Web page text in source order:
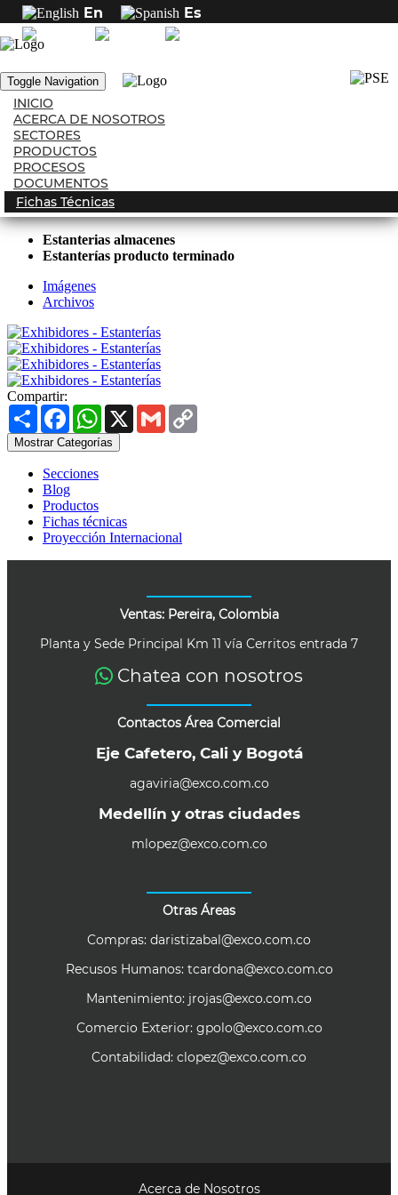
En Es
Toggle Navigation
INICIO
ACERCA DE NOSOTROS
SECTORES
PRODUCTOS
PROCESOS
DOCUMENTOS
Fichas Técnicas
Inicio Sectores Exhibidores - Estanterías
3564vistas
Click para ampliar
Fabricamos y entregamos componentes metálicos para estanterías,
conforme a los diseños y estándares solicitados por nuestros clientes.
Estanterias almacenes
Estanterías producto terminado
Imágenes
Archivos
Compartir:
Share FacebookWhatsApp
X Gmail
Mostrar Categorías
Secciones
Blog
Productos
Fichas técnicas
Proyección Internacional
Ventas: Pereira, Colombia
Planta y Sede Principal Km 11 vía Cerritos entrada 7
Chatea con nosotros
Contactos Área Comercial
Eje Cafetero, Cali y Bogotá
agaviria@exco.com.co
Medellín y otras ciudades
mlopez@exco.com.co
Otras Áreas
Compras: daristizabal@exco.com.co
Recusos Humanos: tcardona@exco.com.co
Mantenimiento: jrojas@exco.com.co
Comercio Exterior: gpolo@exco.com.co
Contabilidad: clopez@exco.com.co
Acerca de Nosotros